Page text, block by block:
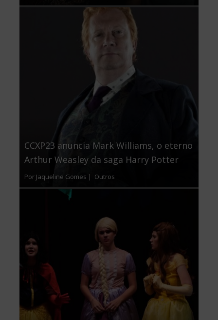
CCXP23 anuncia Mark Williams, o eterno
Arthur Weasley da saga Harry Potter
Por Jaqueline Gomes | Outros